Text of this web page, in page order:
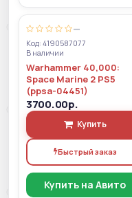
—
Код: 4190587077
В наличии
Warhammer 40,000:
Space Marine 2 PS5
(ppsa-04451)
3700.00р.
Купить
Быстрый заказ
Купить на Авито